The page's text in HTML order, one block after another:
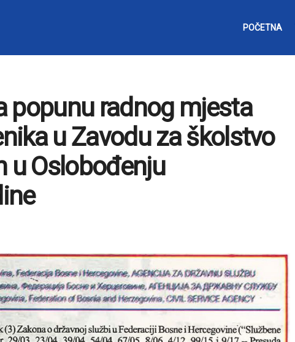
POČETNA
popunu radnog mjesta
u Zavodu za školstvo
u Oslobođenju